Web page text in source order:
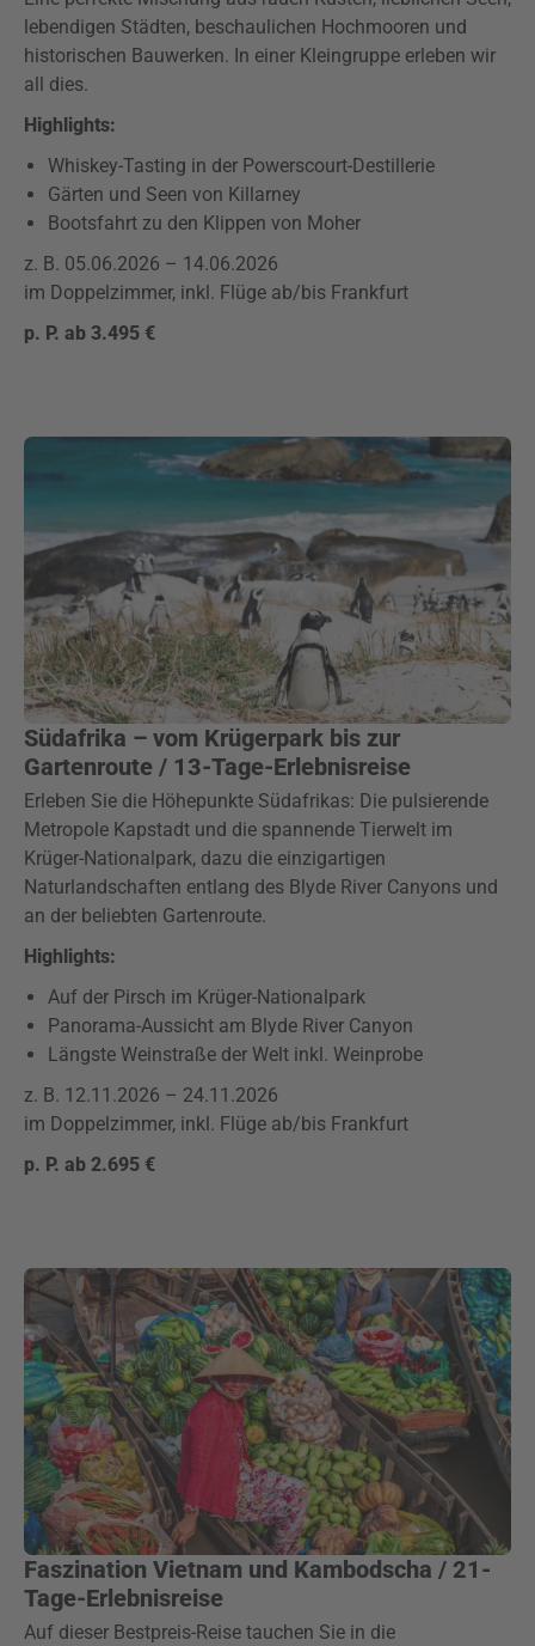
lebendigen Städten, beschaulichen Hochmooren und
historischen Bauwerken. In einer Kleingruppe erleben wir
all dies.
Highlights:
Whiskey-Tasting in der Powerscourt-Destillerie
Gärten und Seen von Killarney
Bootsfahrt zu den Klippen von Moher
z. B. 05.06.2026 – 14.06.2026
im Doppelzimmer, inkl. Flüge ab/bis Frankfurt
p. P. ab 3.495 €
Südafrika – vom Krügerpark bis zur
Gartenroute / 13-Tage-Erlebnisreise
Erleben Sie die Höhepunkte Südafrikas: Die pulsierende
Metropole Kapstadt und die spannende Tierwelt im
Krüger-Nationalpark, dazu die einzigartigen
Naturlandschaften entlang des Blyde River Canyons und
an der beliebten Gartenroute.
Highlights:
Auf der Pirsch im Krüger-Nationalpark
Panorama-Aussicht am Blyde River Canyon
Längste Weinstraße der Welt inkl. Weinprobe
z. B. 12.11.2026 – 24.11.2026
im Doppelzimmer, inkl. Flüge ab/bis Frankfurt
p. P. ab 2.695 €
Faszination Vietnam und Kambodscha / 21-
Tage-Erlebnisreise
Auf dieser Bestpreis-Reise tauchen Sie in die